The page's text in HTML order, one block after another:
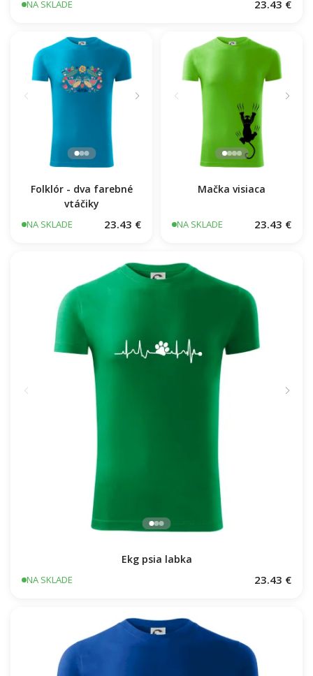
NA SKLADE 23.43 €
Folklór - dva farebné
vtáčiky
NA SKLADE 23.43 €
Mačka visiaca
NA SKLADE 23.43 €
Ekg psia labka
NA SKLADE 23.43 €